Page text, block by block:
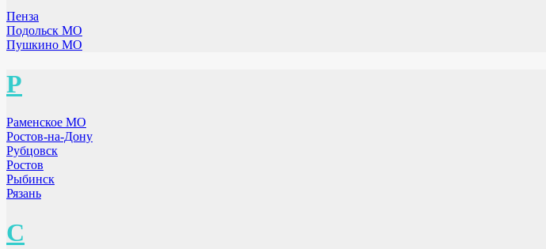
Пенза
Подольск МО
Пушкино МО
Р
Раменское МО
Ростов-на-Дону
Рубцовск
Ростов
Рыбинск
Рязань
С